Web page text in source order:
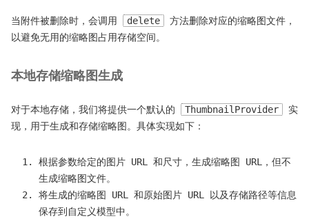
当附件被删除时，会调用 delete
方法删除对应的缩略图文件，
以避免无用的缩略图占用存储空间。
本地存储缩略图生成
对于本地存储，我们将提供一个默认的 ThumbnailProvider
实
现，用于生成和存储缩略图。具体实现如下：
根据参数给定的图片 URL 和尺寸，生成缩略图 URL，但不
生成缩略图文件。
将生成的缩略图 URL 和原始图片 URL 以及存储路径等信息
保存到自定义模型中。